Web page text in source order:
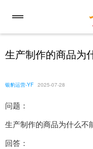
生产制作的商品为
银豹运营-YF 2025-07-28
问题：
生产制作的商品为什么不
回答：